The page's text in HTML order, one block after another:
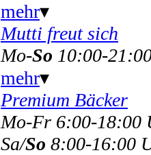
mehr▾
Mutti freut sich
Mo-So 10:00-
mehr▾
Premium Bäcker
Mo-Fr 6:00-
Sa/So 8:00-16:00